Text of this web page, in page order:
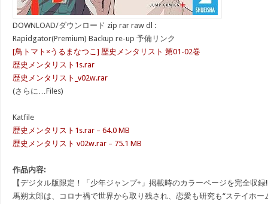
DOWNLOAD/ダウンロード zip rar raw dl :
Rapidgator(Premium) Backup re-up 予備リンク
[鳥トマト×うるまなつこ] 歴史メンタリスト 第01-02巻
歴史メンタリスト1s.rar
歴史メンタリスト_v02w.rar
(さらに…Files)
Katfile
歴史メンタリスト1s.rar – 64.0 MB
歴史メンタリスト v02w.rar – 75.1 MB
作品内容:
【デジタル版限定！「少年ジャンプ+」掲載時のカラーページを完全収
馬朔太郎は、コロナ禍で世界から取り残され、恋愛も研究も“ステイホ